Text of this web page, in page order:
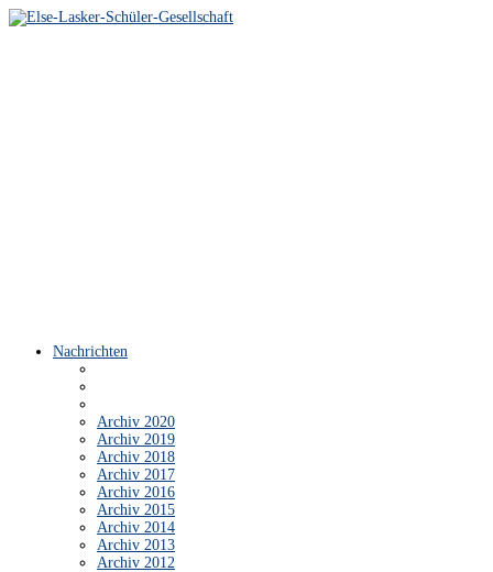
Nachrichten
Archiv 2020
Archiv 2019
Archiv 2018
Archiv 2017
Archiv 2016
Archiv 2015
Archiv 2014
Archiv 2013
Archiv 2012